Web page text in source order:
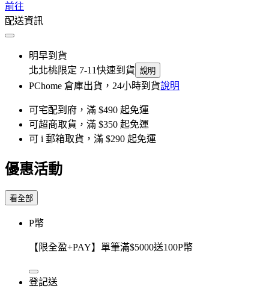
前往
配送資訊
明早到貨
北北桃限定 7-11快速到貨 說明
PChome 倉庫出貨，24小時到貨說明
可宅配到府，滿 $490 起免運
可超商取貨，滿 $350 起免運
可 i 郵箱取貨，滿 $290 起免運
優惠活動
看全部
P幣
【限全盈+PAY】單筆滿$5000送100P幣
登記送